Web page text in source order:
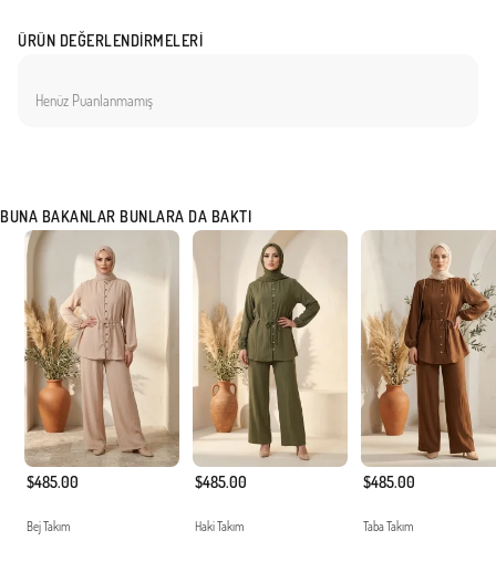
ÜRÜN DEĞERLENDIRMELERI
Henüz Puanlanmamış
BUNA BAKANLAR BUNLARA DA BAKTI
$485.00
Bej Takım
$485.00
Haki Takım
$485.00
Taba Takım